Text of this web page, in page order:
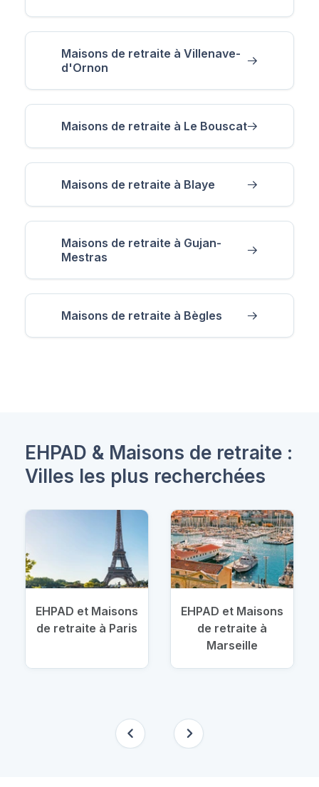
Maisons de retraite à Villenave-
d'Ornon
Maisons de retraite à Le Bouscat
Maisons de retraite à Blaye
Maisons de retraite à Gujan-
Mestras
Maisons de retraite à Bègles
EHPAD & Maisons de retraite :
Villes les plus recherchées
EHPAD et Maisons
de retraite à Paris
EHPAD et Maisons
de retraite à
Marseille